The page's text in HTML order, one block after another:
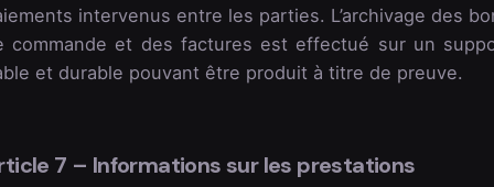
intervenus entre les parties. L’archivage des
commande et des factures est effectué sur un
et durable pouvant être produit à titre de preuve.
7 – Informations sur les prestations